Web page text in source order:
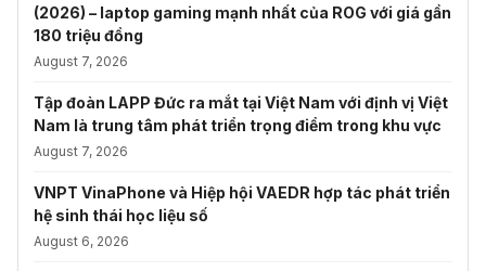
(2026) – laptop gaming mạnh nhất của ROG với giá gần
180 triệu đồng
August 7, 2026
Tập đoàn LAPP Đức ra mắt tại Việt Nam với định vị Việt
Nam là trung tâm phát triển trọng điểm trong khu vực
August 7, 2026
VNPT VinaPhone và Hiệp hội VAEDR hợp tác phát triển
hệ sinh thái học liệu số
August 6, 2026